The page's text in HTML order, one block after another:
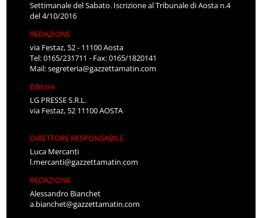
Settimanale del Sabato. Iscrizione al Tribunale di Aosta n.4
del 4/10/2016
REDAZIONE
via Festaz, 52 - 11100 Aosta
Tel: 0165/231711 - Fax: 0165/1820141
Mail:segreteria@gazzettamatin.com
Editore
LG PRESSE S.R.L.
via Festaz, 52 11100 AOSTA
DIRETTORE RESPONSABILE
Luca Mercanti
l.mercanti@gazzettamatin.com
REDAZIONE
Alessandro Bianchet
a.bianchet@gazzettamatin.com